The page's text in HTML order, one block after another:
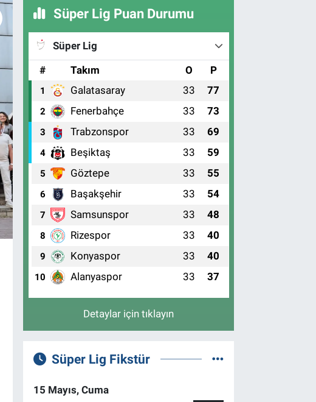
Süper Lig Puan Durumu
Süper Lig
#
Takım O P
1 Galatasaray 33 77
2 Fenerbahçe 33 73
3 Trabzonspor 33 69
4 Beşiktaş 33 59
5 Göztepe 33 55
6 Başakşehir 33 54
7 Samsunspor 33 48
8 Rizespor 33 40
9 Konyaspor 33 40
10 Alanyaspor 33 37
Detaylar için tıklayın
Süper Lig Fikstür
15 Mayıs, Cuma